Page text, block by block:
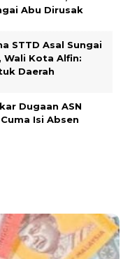
Abu Dirusak
STTD Asal Sungai
Wali Kota Alfin:
Daerah
Dugaan ASN
Isi Absen